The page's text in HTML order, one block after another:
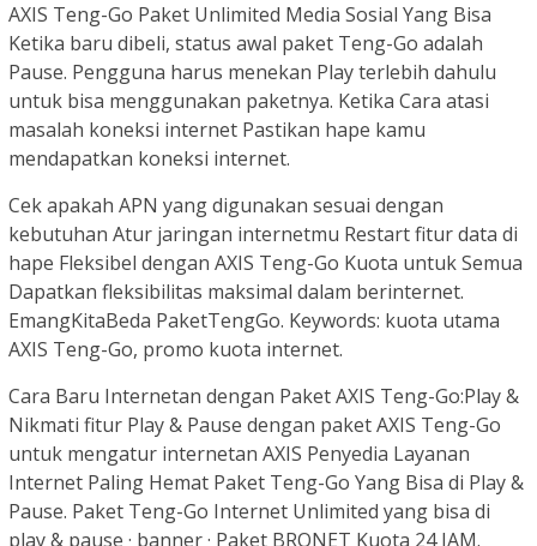
AXIS Teng-Go Paket Unlimited Media Sosial Yang Bisa
Ketika baru dibeli, status awal paket Teng-Go adalah
Pause. Pengguna harus menekan Play terlebih dahulu
untuk bisa menggunakan paketnya. Ketika Cara atasi
masalah koneksi internet Pastikan hape kamu
mendapatkan koneksi internet.
Cek apakah APN yang digunakan sesuai dengan
kebutuhan Atur jaringan internetmu Restart fitur data di
hape Fleksibel dengan AXIS Teng-Go Kuota untuk Semua
Dapatkan fleksibilitas maksimal dalam berinternet.
EmangKitaBeda PaketTengGo. Keywords: kuota utama
AXIS Teng-Go, promo kuota internet.
Cara Baru Internetan dengan Paket AXIS Teng-Go:Play &
Nikmati fitur Play & Pause dengan paket AXIS Teng-Go
untuk mengatur internetan AXIS Penyedia Layanan
Internet Paling Hemat Paket Teng-Go Yang Bisa di Play &
Pause. Paket Teng-Go Internet Unlimited yang bisa di
play & pause · banner · Paket BRONET Kuota 24 JAM.